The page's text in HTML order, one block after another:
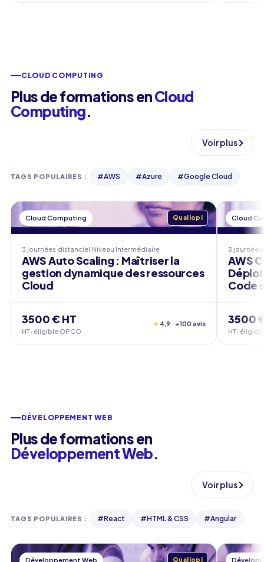
CLOUD COMPUTING
Plus de formations enCloud
Computing.
Voir plus
TAGS POPULAIRES : #AWS #Azure #Google Cloud
Cloud Computing Qualiopi
3 journées distanciel Niveau Intermédiaire
AWS Auto Scaling : Maîtriser la
gestion dynamique des ressources
Cloud
3500 € HT
HT · éligible OPCO
★ 4,9 · +100 avis
Cloud
3 journées
AWS
Code
3500
HT ·
DÉVELOPPEMENT WEB
Plus de formations en
Développement Web.
Voir plus
TAGS POPULAIRES : #React #HTML & CSS #Angular
Développement Web Qualiopi